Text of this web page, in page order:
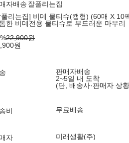
자배송 잘풀리는집
풀리는집] 비데 물티슈(캡형) (60매 X 10
한 비데전용 물티슈로 부드러운 마무리
%22,900원
원
판매자배송
2~5일 내 도착
(단, 배송사·판매자 상
비 무료배송
자 미래생활(주)